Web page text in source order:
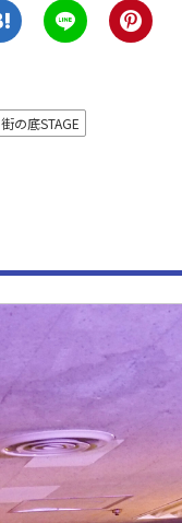
街の底STAGE